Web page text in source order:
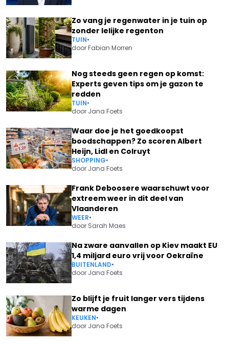
Zo vang je regenwater in je tuin op
zonder lelijke regenton
TUIN•
doorFabian Morren
Nog steeds geen regen op komst:
Experts geven tips om je gazon te
redden
TUIN•
door Jana Foets
Waar doe je het goedkoopst
boodschappen? Zo scoren Albert
Heijn, Lidl en Colruyt
SHOPPING•
door Jana Foets
Frank Deboosere waarschuwt voor
extreem weer in dit deel van
Vlaanderen
WEER•
door Sarah Maes
Na zware aanvallen op Kiev maakt EU
1,4 miljard euro vrij voor Oekraïne
BUITENLAND•
door Jana Foets
Zo blijft je fruit langer vers tijdens
warme dagen
KEUKEN•
door Jana Foets